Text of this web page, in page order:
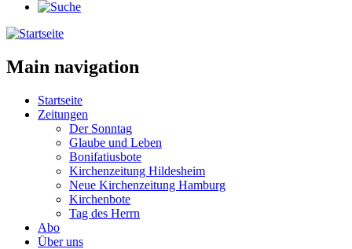
Main navigation
Startseite
Zeitungen
Der Sonntag
Glaube und Leben
Bonifatiusbote
Kirchenzeitung Hildesheim
Neue Kirchenzeitung Hamburg
Kirchenbote
Tag des Herrn
Abo
Über uns